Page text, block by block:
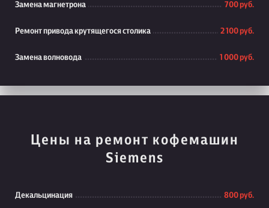
Замена магнетрона 700 руб.
Ремонт привода крутящегося столика 2 100 руб.
Замена волновода 1 000 руб.
Цены на ремонт кофемашин
Siemens
Декальцинация 800 руб.